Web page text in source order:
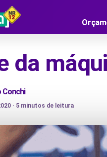
da
Conchi
· 5 minutos de leitura